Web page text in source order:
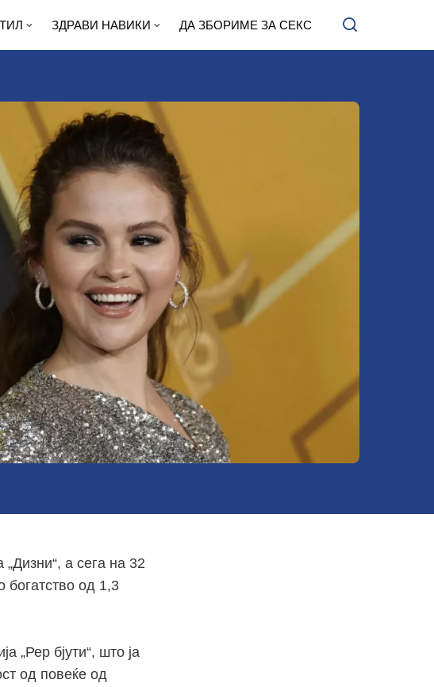
ЗДРАВИ НАВИКИ ДА ЗБОРИМЕ ЗА СЕКС
а сега на 32
богатство од 1,3
„Рер бјути“, што ја
од повеќе од